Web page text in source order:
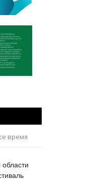
время